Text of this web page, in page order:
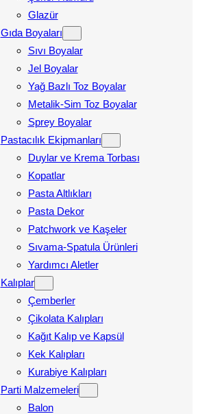
Glazür
Gıda Boyaları
Sıvı Boyalar
Jel Boyalar
Yağ Bazlı Toz Boyalar
Metalik-Sim Toz Boyalar
Sprey Boyalar
Pastacılık Ekipmanları
Duylar ve Krema Torbası
Kopatlar
Pasta Altlıkları
Pasta Dekor
Patchwork ve Kaşeler
Sıvama-Spatula Ürünleri
Yardımcı Aletler
Kalıplar
Çemberler
Çikolata Kalıpları
Kağıt Kalıp ve Kapsül
Kek Kalıpları
Kurabiye Kalıpları
Parti Malzemeleri
Balon